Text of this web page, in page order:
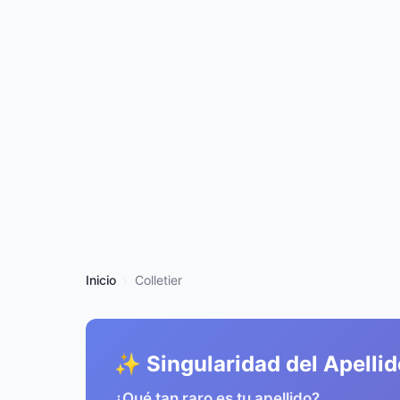
Inicio Colletier
✨ Singularidad del